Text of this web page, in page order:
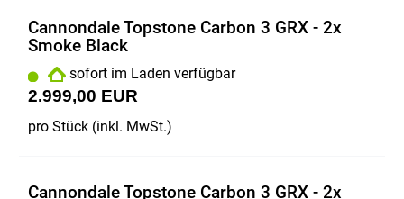
Cannondale Topstone Carbon 3 GRX - 2x
Smoke Black
sofort im Laden verfügbar
2.999,00 EUR
pro Stück (inkl. MwSt.)
Cannondale Topstone Carbon 3 GRX - 2x